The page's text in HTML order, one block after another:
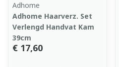
Adhome
Adhome Haarverz. Set
Verlengd Handvat Kam
39cm
€ 17,60